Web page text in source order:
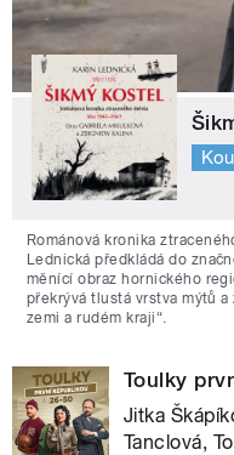
Románová kronika
Lednická předkládá do
měnící obraz hornického
překrývá tlustá vrstva mýtů
zemi a rudém kraji“.
Toulky
Jitka
Tanclová,